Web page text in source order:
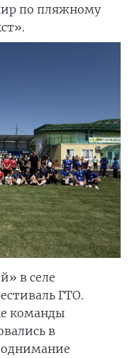
по пляжному
в селе
ГТО.
команды
в